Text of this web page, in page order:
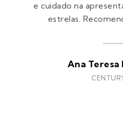
e cuidado na
estrelas.
Ana Teresa